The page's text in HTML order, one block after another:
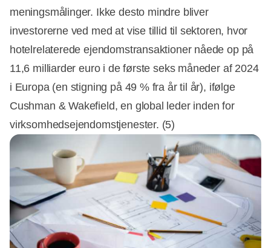
meningsmålinger. Ikke desto mindre bliver
investorerne ved med at vise tillid til sektoren, hvor
hotelrelaterede ejendomstransaktioner nåede op på
11,6 milliarder euro i de første seks måneder af 2024
i Europa (en stigning på 49 % fra år til år), ifølge
Cushman & Wakefield, en global leder inden for
virksomhedsejendomstjenester. (5)